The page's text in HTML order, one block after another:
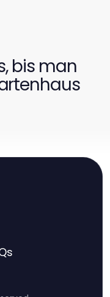
bis man